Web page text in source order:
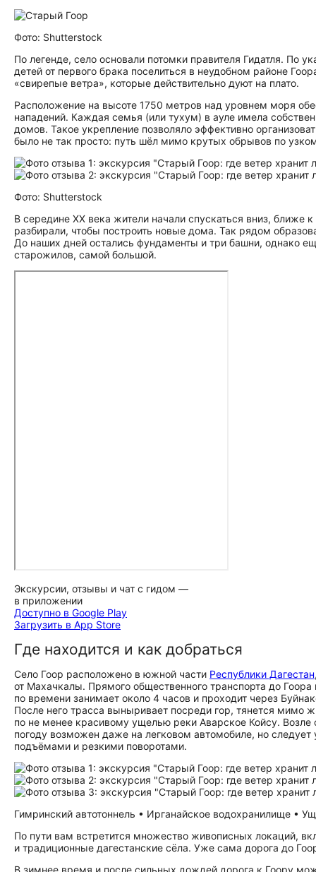
Фото: Shutterstock
По легенде, село основали потомки правителя Гидатля. По
детей от первого брака поселиться в неудобном районе
«свирепые ветра», которые действительно дуют на плато.
Расположение на высоте 1750 метров над уровнем моря
нападений. Каждая семья (или тухум) в ауле имела
домов. Такое укрепление позволяло эффективно
было не так просто: путь шёл мимо крутых обрывов по
Фото: Shutterstock
В середине XX века жители начали спускаться вниз,
разбирали, чтобы построить новые дома. Так рядом
До наших дней остались фундаменты и три башни, однако
старожилов, самой большой.
Экскурсии, отзывы и чат с гидом —
в приложении
Доступно в Google Play
Загрузить в App Store
Где находится и как добраться
Село Гоор расположено в южной части Республики Дагестан
от Махачкалы. Прямого общественного транспорта до
по времени занимает около 4 часов и проходит через
После него трасса выныривает посреди гор, тянется мимо
по не менее красивому ущелью реки Аварское Койсу.
погоду возможен даже на легковом автомобиле, но
подъёмами и резкими поворотами.
Гимринский автотоннель • Ирганайское водохранилище •
По пути вам встретится множество живописных локаций,
и традиционные дагестанские сёла. Уже сама дорога до
В зимнее время и после сильных дождей дорога к Гоору